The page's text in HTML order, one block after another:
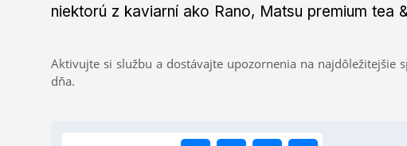
niektorú z kaviarní ako Rano, Matsu premium tea
Aktivujte si službu a dostávajte upozornenia na najdôležitejšie
dňa.